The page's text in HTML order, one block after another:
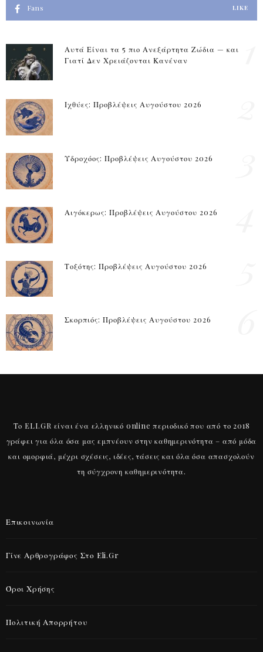
Fans LIKE
Αυτά Είναι τα 5 πιο Ανεξάρτητα Ζώδια — και
Γιατί Δεν Χρειάζονται Κανέναν
Ιχθύες: Προβλέψεις Αυγούστου 2026
Υδροχόος: Προβλέψεις Αυγούστου 2026
Αιγόκερως: Προβλέψεις Αυγούστου 2026
Τοξότης: Προβλέψεις Αυγούστου 2026
Σκορπιός: Προβλέψεις Αυγούστου 2026
Το ELI.GR είναι ένα ελληνικό online περιοδικό που από το 2018
γράφει για όλα όσα μας εμπνέουν στην καθημερινότητα – από μόδα
και ομορφιά, μέχρι σχέσεις, ιδέες, τάσεις και όλα όσα απασχολούν
τη σύγχρονη καθημερινότητα.
Επικοινωνία
Γίνε Αρθρογράφος Στο Eli.gr
Όροι Χρήσης
Πολιτική Απορρήτου